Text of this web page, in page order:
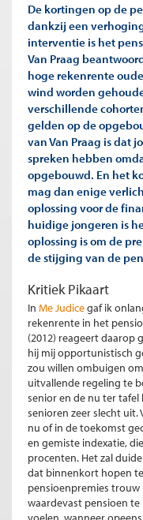
De kortingen op de
dankzij een
interventie is het
Van Praag
hoge rekenrente
wind worden
verschillende
gelden op de
van Van Praag is dat
spreken hebben
opgebouwd. En het
mag dan enige
oplossing voor de
huidige jongeren is
oplossing is om de
de stijging van de
Kritiek Pikaart
In Me Judicegaf ik
rekenrente in het
(2012) reageert daarop
hij mij opportunistisch
zou willen ombuigen
uitvallende regeling te
senior en de nu ter
senioren zeer slecht uit.
nu of in de toekomst
en gemiste indexatie,
procenten. Het zal
dat binnenkort hopen
pensioenpremies
waardevast pensioen